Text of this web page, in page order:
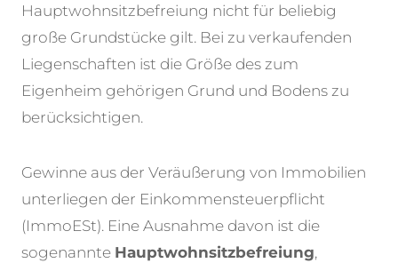
Hauptwohnsitzbefreiung nicht für beliebig
große Grundstücke gilt. Bei zu verkaufenden
Liegenschaften ist die Größe des zum
Eigenheim gehörigen Grund und Bodens zu
berücksichtigen.
Gewinne aus der Veräußerung von Immobilien
unterliegen der Einkommensteuerpflicht
(ImmoESt). Eine Ausnahme davon ist die
sogenannte Hauptwohnsitzbefreiung,